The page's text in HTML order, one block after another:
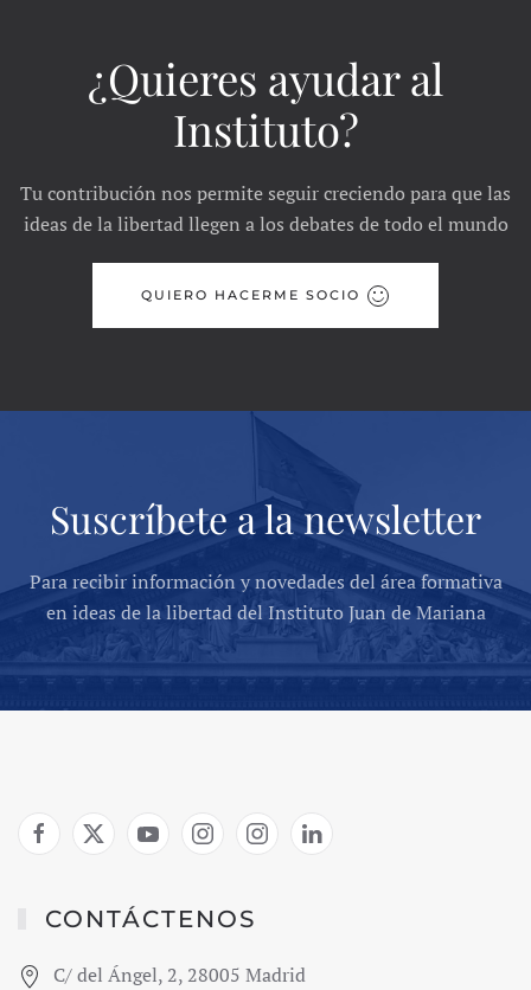
¿Quieres ayudar al
Instituto?
Tu contribución nos permite seguir creciendo para que las
ideas de la libertad llegen a los debates de todo el mundo
QUIERO HACERME SOCIO
Suscríbete a la newsletter
Para recibir información y novedades del área formativa
en ideas de la libertad del Instituto Juan de Mariana
CONTÁCTENOS
C/ del Ángel, 2, 28005 Madrid